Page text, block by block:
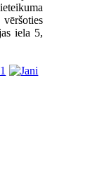
iela 5,